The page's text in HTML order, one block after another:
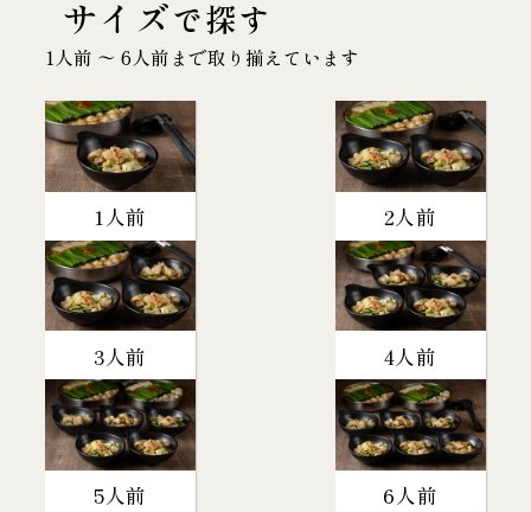
サイズで探す
1人前 〜 6人前まで取り揃えています
1人前 2人前
3人前 4人前
5人前 6人前